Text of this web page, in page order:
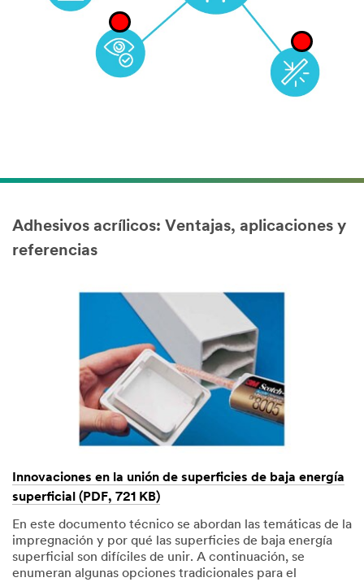
Adhesivos acrílicos: Ventajas, aplicaciones y
referencias
Innovaciones en la unión de superficies de baja energía
superficial (PDF, 721 KB)
En este documento técnico se abordan las temáticas de la
impregnación y por qué las superficies de baja energía
superficial son difíciles de unir. A continuación, se
enumeran algunas opciones tradicionales para el